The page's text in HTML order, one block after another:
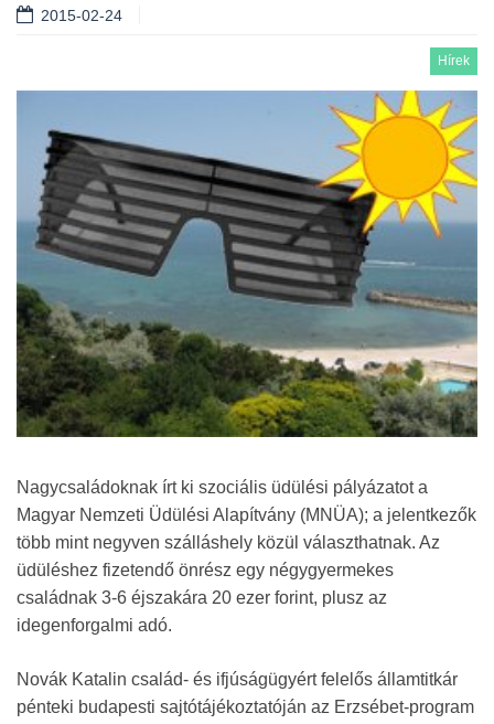
2015-02-24
Hírek
Nagycsaládoknak írt ki szociális üdülési pályázatot a
Magyar Nemzeti Üdülési Alapítvány (MNÜA); a jelentkezők
több mint negyven szálláshely közül választhatnak. Az
üdüléshez fizetendő önrész egy négygyermekes
családnak 3-6 éjszakára 20 ezer forint, plusz az
idegenforgalmi adó.
Novák Katalin család- és ifjúságügyért felelős államtitkár
pénteki budapesti sajtótájékoztatóján az Erzsébet-program